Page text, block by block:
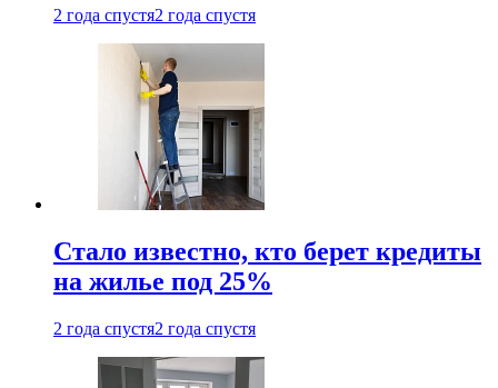
2 года спустя2 года спустя
Стало известно, кто берет кредиты
на жилье под 25%
2 года спустя2 года спустя